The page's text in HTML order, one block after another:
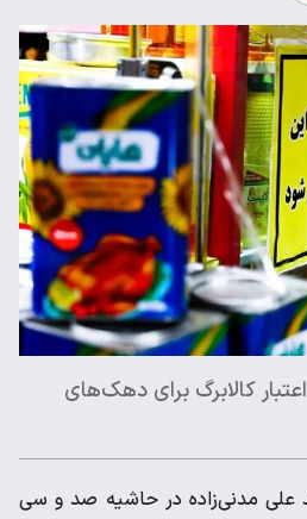
کالابرگ برای دهک‌های
علی مدنی‌زاده در حاشیه صد و سی